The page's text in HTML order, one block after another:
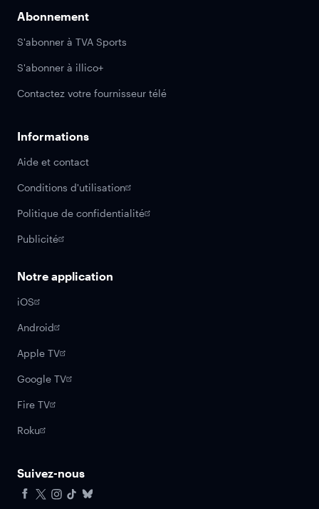
Abonnement
S'abonner à TVA Sports
S'abonner à illico+
Contactez votre fournisseur télé
Informations
Aide et contact
Conditions d'utilisation
Politique de confidentialité
Publicité
Notre application
iOS
Android
Apple TV
Google TV
Fire TV
Roku
Suivez-nous